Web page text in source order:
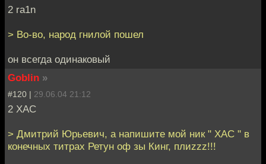
2 ra1n
> Во-во, народ гнилой пошел
он всегда одинаковый
Goblin »
#120 | 29.06.04 21:12
2 XAC
> Дмитрий Юрьевич, а напишите мой ник " ХАС " в
конечных титрах Ретун оф зы Кинг, плиzzz!!!